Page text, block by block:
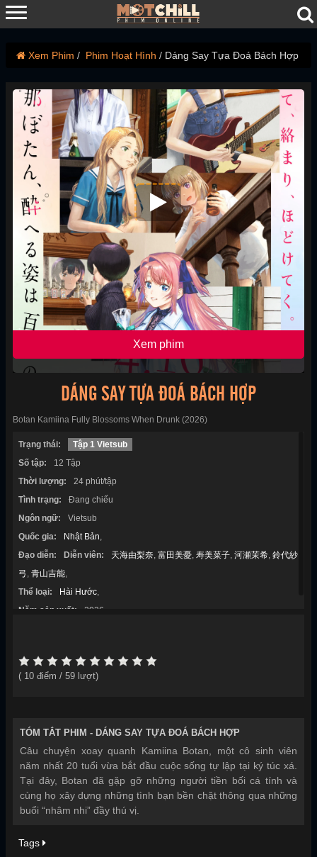
Xem Phim Phim Hoạt Hình Dáng Say Tựa Đoá Bách Hợp
Xem phim
DÁNG SAY TỰA ĐOÁ BÁCH HỢP
Botan Kamiina Fully Blossoms When Drunk (2026)
Trạng thái:
Tập 1 Vietsub
Số tập:
12 Tập
Thời lượng:
24 phút/tập
Tình trạng:
Đang chiếu
Ngôn ngữ:
Vietsub
Quốc gia:
Nhật Bản,
Đạo diễn:
Diễn viên: 天海由梨奈, 富田美憂, 寿美菜子, 河瀬茉希, 鈴代紗
弓 , 青山吉能,
Thể loại:
Hài Hước,
Năm sản xuất:
2026
( 10 điểm / 59 lượt)
TÓM TẮT PHIM - DÁNG SAY TỰA ĐOÁ BÁCH HỢP
Câu chuyện xoay quanh Kamiina Botan, một cô sinh viên
năm nhất 20 tuổi vừa bắt đầu cuộc sống tự lập tại ký túc xá.
Tại đây, Botan đã gặp gỡ những người tiền bối cá tính và
cùng họ xây dựng những tình bạn bền chặt thông qua những
buổi “nhâm nhi” đầy thú vị.
Tags